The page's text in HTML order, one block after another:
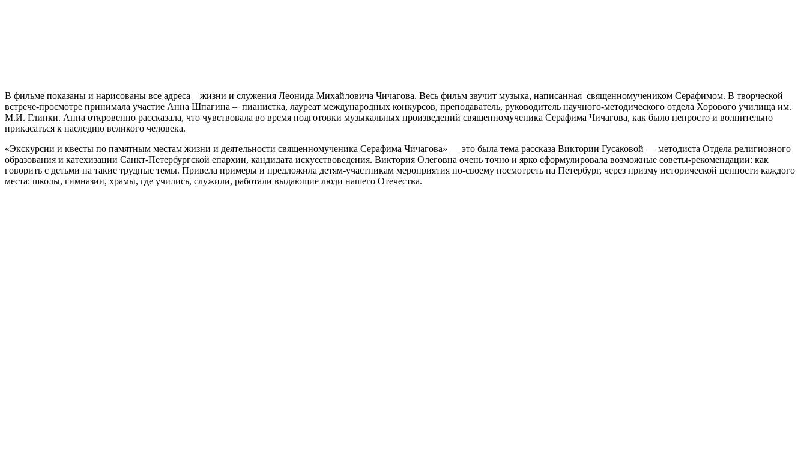
В фильме показаны и нарисованы все адреса – жизни и служения Леонида Михайловича Чичагова. Весь фильм звучит музыка, написанная священномучеником Серафимом. В творческой
встрече-просмотре принимала участие Анна Шпагина – пианистка, лауреат международных конкурсов, преподаватель, руководитель научного-методического отдела Хорового училища им.
М.И. Глинки. Анна откровенно рассказала, что чувствовала во время подготовки музыкальных произведений священномученика Серафима Чичагова, как было непросто и волнительно
прикасаться к наследию великого человека.
«Экскурсии и квесты по памятным местам жизни и деятельности священномученика Серафима Чичагова» — это была тема рассказа Виктории Гусаковой — методиста Отдела религиозного
образования и катехизации Санкт-Петербургской епархии, кандидата искусствоведения. Виктория Олеговна очень точно и ярко сформулировала возможные советы-рекомендации: как
говорить с детьми на такие трудные темы. Привела примеры и предложила детям-участникам мероприятия по-своему посмотреть на Петербург, через призму исторической ценности каждого
места: школы, гимназии, храмы, где учились, служили, работали выдающие люди нашего Отечества.